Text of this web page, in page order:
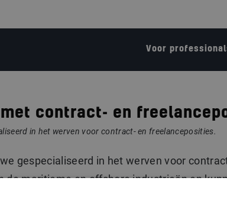
Voor
met contract- en
in het werven voor contract- en freelanceposities.
gespecialiseerd in het werven voor
de maritieme en offshore industrieën en